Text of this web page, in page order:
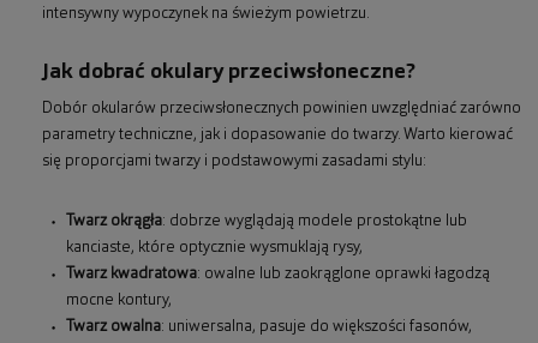
intensywny wypoczynek na świeżym powietrzu.
Jak dobrać okulary przeciwsłoneczne?
Dobór okularów przeciwsłonecznych powinien uwzględniać zarówno
parametry techniczne, jak i dopasowanie do twarzy. Warto kierować
się proporcjami twarzy i podstawowymi zasadami stylu:
Twarz okrągła: dobrze wyglądają modele prostokątne lub
kanciaste, które optycznie wysmuklają rysy,
Twarz kwadratowa: owalne lub zaokrąglone oprawki łagodzą
mocne kontury,
Twarz owalna: uniwersalna, pasuje do większości fasonów,